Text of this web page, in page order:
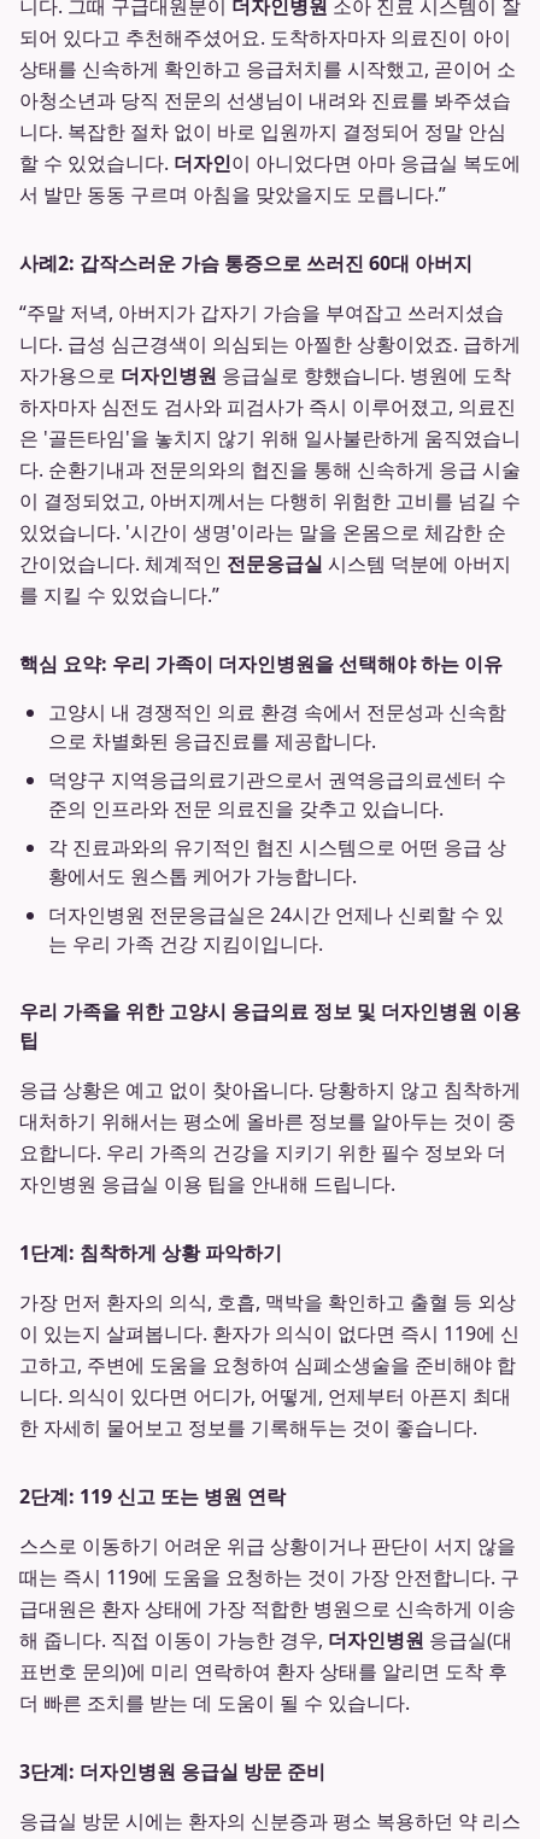
니다. 그때 구급대원분이 더자인병원 소아 진료 시스템이 잘
되어 있다고 추천해주셨어요. 도착하자마자 의료진이 아이
상태를 신속하게 확인하고 응급처치를 시작했고, 곧이어 소
아청소년과 당직 전문의 선생님이 내려와 진료를 봐주셨습
니다. 복잡한 절차 없이 바로 입원까지 결정되어 정말 안심
할 수 있었습니다. 더자인이 아니었다면 아마 응급실 복도에
서 발만 동동 구르며 아침을 맞았을지도 모릅니다.”
사례2: 갑작스러운 가슴 통증으로 쓰러진 60대 아버지
“주말 저녁, 아버지가 갑자기 가슴을 부여잡고 쓰러지셨습
니다. 급성 심근경색이 의심되는 아찔한 상황이었죠. 급하게
자가용으로 더자인병원 응급실로 향했습니다. 병원에 도착
하자마자 심전도 검사와 피검사가 즉시 이루어졌고, 의료진
은 '골든타임'을 놓치지 않기 위해 일사불란하게 움직였습니
다. 순환기내과 전문의와의 협진을 통해 신속하게 응급 시술
이 결정되었고, 아버지께서는 다행히 위험한 고비를 넘길 수
있었습니다. '시간이 생명'이라는 말을 온몸으로 체감한 순
간이었습니다. 체계적인 전문응급실 시스템 덕분에 아버지
를 지킬 수 있었습니다.”
핵심 요약: 우리 가족이 더자인병원을 선택해야 하는 이유
고양시 내 경쟁적인 의료 환경 속에서 전문성과 신속함
으로 차별화된 응급진료를 제공합니다.
덕양구 지역응급의료기관으로서 권역응급의료센터 수
준의 인프라와 전문 의료진을 갖추고 있습니다.
각 진료과와의 유기적인 협진 시스템으로 어떤 응급 상
황에서도 원스톱 케어가 가능합니다.
더자인병원 전문응급실은 24시간 언제나 신뢰할 수 있
는 우리 가족 건강 지킴이입니다.
우리 가족을 위한 고양시 응급의료 정보 및 더자인병원 이용
팁
응급 상황은 예고 없이 찾아옵니다. 당황하지 않고 침착하게
대처하기 위해서는 평소에 올바른 정보를 알아두는 것이 중
요합니다. 우리 가족의 건강을 지키기 위한 필수 정보와 더
자인병원 응급실 이용 팁을 안내해 드립니다.
1단계: 침착하게 상황 파악하기
가장 먼저 환자의 의식, 호흡, 맥박을 확인하고 출혈 등 외상
이 있는지 살펴봅니다. 환자가 의식이 없다면 즉시 119에 신
고하고, 주변에 도움을 요청하여 심폐소생술을 준비해야 합
니다. 의식이 있다면 어디가, 어떻게, 언제부터 아픈지 최대
한 자세히 물어보고 정보를 기록해두는 것이 좋습니다.
2단계: 119 신고 또는 병원 연락
스스로 이동하기 어려운 위급 상황이거나 판단이 서지 않을
때는 즉시 119에 도움을 요청하는 것이 가장 안전합니다. 구
급대원은 환자 상태에 가장 적합한 병원으로 신속하게 이송
해 줍니다. 직접 이동이 가능한 경우, 더자인병원 응급실(대
표번호 문의)에 미리 연락하여 환자 상태를 알리면 도착 후
더 빠른 조치를 받는 데 도움이 될 수 있습니다.
3단계: 더자인병원 응급실 방문 준비
응급실 방문 시에는 환자의 신분증과 평소 복용하던 약 리스